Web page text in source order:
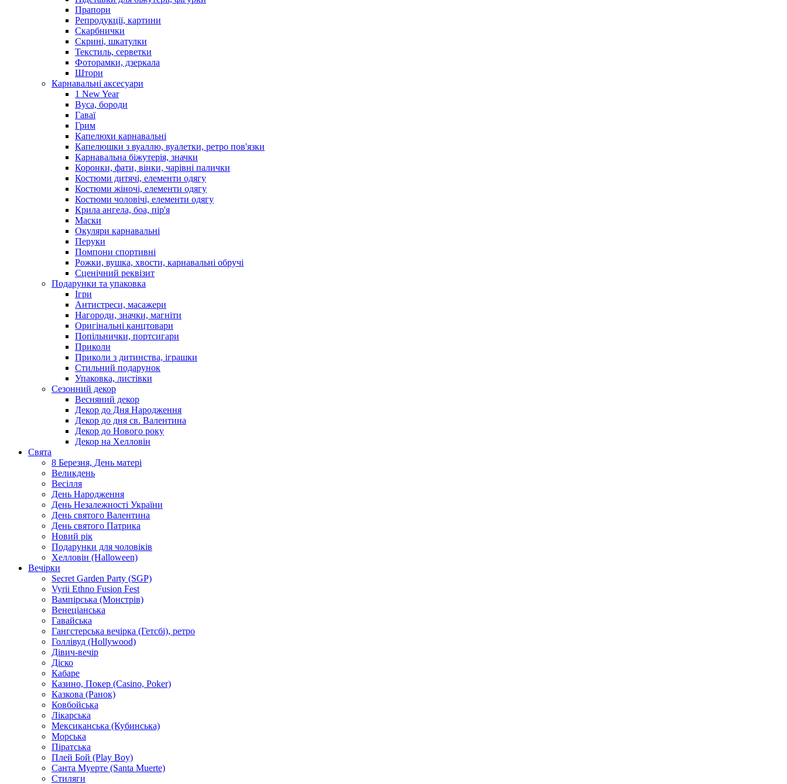
Прапори
Репродукції, картини
Скарбнички
Скрині, шкатулки
Текстиль, серветки
Фоторамки, дзеркала
Штори
Карнавальні аксесуари
1 New Year
Вуса, бороди
Гаваї
Грим
Капелюхи карнавальні
Капелюшки з вуаллю, вуалетки, ретро пов'язки
Карнавальна біжутерія, значки
Коронки, фати, вінки, чарівні палички
Костюми дитячі, елементи одягу
Костюми жіночі, елементи одягу
Костюми чоловічі, елементи одягу
Крила ангела, боа, пір'я
Маски
Окуляри карнавальні
Перуки
Помпони спортивні
Рожки, вушка, хвости, карнавальні обручі
Сценічний реквізит
Подарунки та упаковка
Ігри
Антистреси, масажери
Нагороди, значки, магніти
Оригінальні канцтовари
Попільнички, портсигари
Приколи
Приколи з дитинства, іграшки
Стильний подарунок
Упаковка, листівки
Сезонний декор
Весняний декор
Декор до Дня Народження
Декор до дня св. Валентина
Декор до Нового року
Декор на Хелловін
Свята
8 Березня, День матері
Великдень
Весілля
День Народження
День Незалежності України
День святого Валентина
День святого Патрика
Новий рік
Подарунки для чоловіків
Хелловін (Halloween)
Вечірки
Secret Garden Party (SGP)
Vyrii Ethno Fusion Fest
Вампірська (Монстрів)
Венеціанська
Гавайська
Гангстерська вечірка (Гетсбі), ретро
Голлівуд (Hollywood)
Дівич-вечір
Діско
Кабаре
Казино, Покер (Casino, Poker)
Казкова (Ранок)
Ковбойська
Лікарська
Мексиканська (Кубинська)
Морська
Піратська
Плей Бой (Play Boy)
Санта Муерте (Santa Muerte)
Стиляги